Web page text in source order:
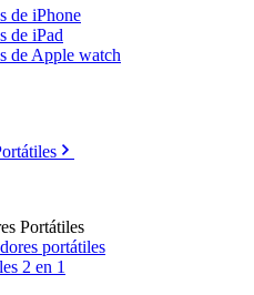
de iPhone
de iPad
de Apple watch
Portátiles
portátiles
2 en 1